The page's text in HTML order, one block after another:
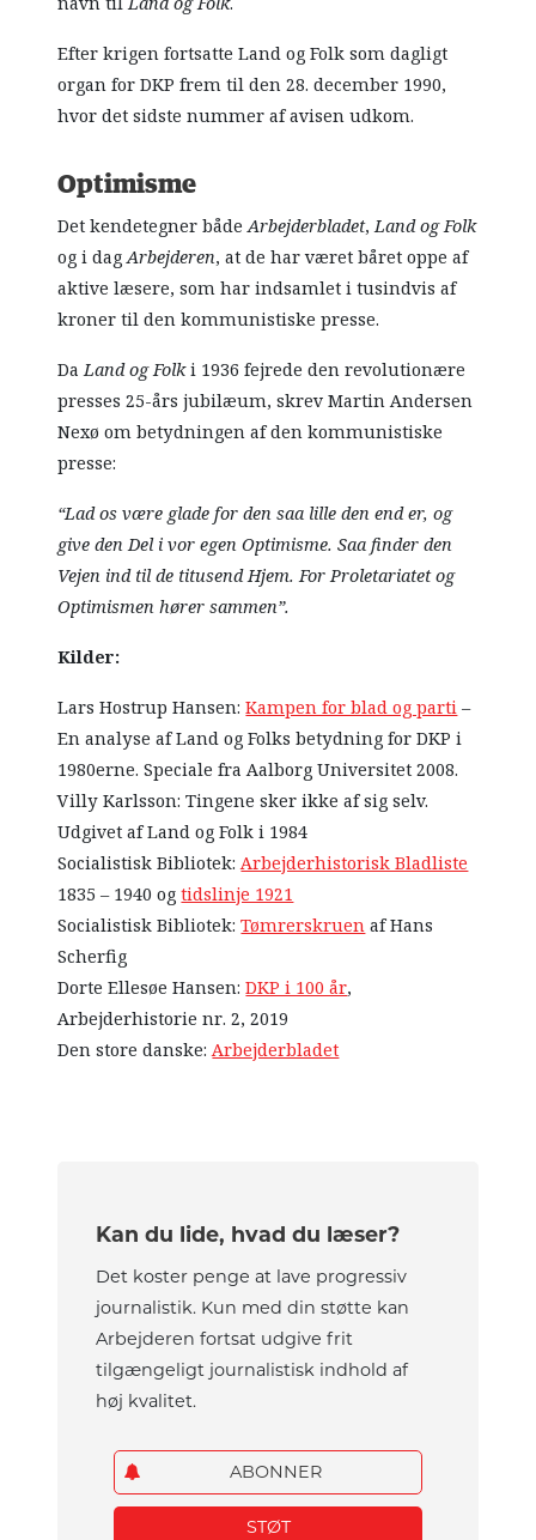
Efter krigen fortsatte Land og Folk som dagligt
organ for DKP frem til den 28. december 1990,
hvor det sidste nummer af avisen udkom.
Optimisme
Det kendetegner bådeArbejderbladet,Land og Folk
og i dagArbejderen, at de har været båret oppe af
aktive læsere, som har indsamlet i tusindvis af
kroner til den kommunistiske presse.
DaLand og Folki 1936 fejrede den revolutionære
presses 25-års jubilæum, skrev Martin Andersen
Nexø om betydningen af den kommunistiske
presse:
“Lad os være glade for den saa lille den end er, og
give den Del i vor egen Optimisme. Saa finder den
Vejen ind til de titusend Hjem. For Proletariatet og
Optimismen hører sammen”.
Kilder:
Lars Hostrup Hansen:Kampen for blad og parti–
En analyse af Land og Folks betydning for DKP i
1980erne. Speciale fra Aalborg Universitet 2008.
Villy Karlsson: Tingene sker ikke af sig selv.
Udgivet af Land og Folk i 1984
Socialistisk Bibliotek:Arbejderhistorisk Bladliste
1835 – 1940 ogtidslinje 1921
Socialistisk Bibliotek:Tømrerskruenaf Hans
Scherfig
Dorte Ellesøe Hansen:DKP i 100 år,
Arbejderhistorie nr. 2, 2019
Den store danske:Arbejderbladet
Kan du lide, hvad du læser?
Det koster penge at lave progressiv
journalistik. Kun med din støtte kan
Arbejderen fortsat udgive frit
tilgængeligt journalistisk indhold af
høj kvalitet.
ABONNER
STØT